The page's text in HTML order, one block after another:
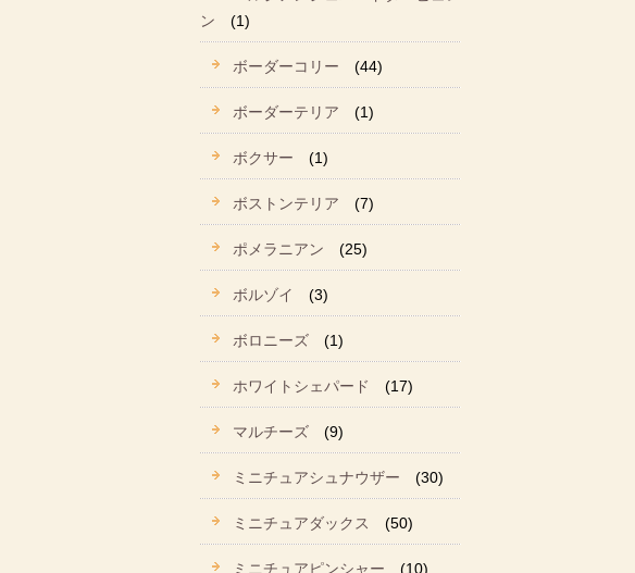
ン
(1)
ボーダーコリー (44)
ボーダーテリア (1)
ボクサー (1)
ボストンテリア (7)
ポメラニアン (25)
ボルゾイ (3)
ボロニーズ (1)
ホワイトシェパード (17)
マルチーズ (9)
ミニチュアシュナウザー (30)
ミニチュアダックス (50)
ミニチュアピンシャー (10)